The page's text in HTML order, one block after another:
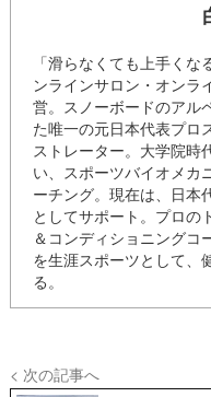
「滑らなくても上手く
ンラインサロン・オンラ
営。スノーボードのアル
た唯一の元日本代表プロ
ストレーター。大学院時
い、スポーツバイオメカ
ーチング。現在は、日本
としてサポート。プロの
＆コンディショニングコ
を生涯スポーツとして、
る。
< 次の記事へ